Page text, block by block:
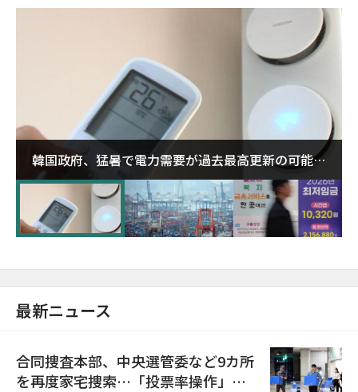
韓国政府、猛暑で電力需要が過去最高更新の可能性
に需給対応体制を点検
最新ニュース
合同捜査本部、中央選管委など9カ所
を再度家宅捜索…「投票率操作」の